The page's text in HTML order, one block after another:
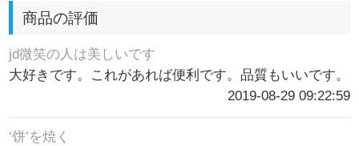
商品の評価
jd微笑の人は美しいです
大好きです。これがあれば便利です。品質もいいです。
2019-08-29 09:22:59
‘饼’を焼く